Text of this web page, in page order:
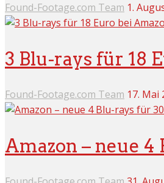
Found-Footage.com Team 1.
3 Blu-rays für 18
Found-Footage.com Team 17. Mai
Amazon – neue